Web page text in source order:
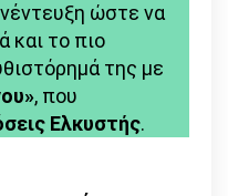
ώστε να
και το πιο
της με
, που
Ελκυστής.